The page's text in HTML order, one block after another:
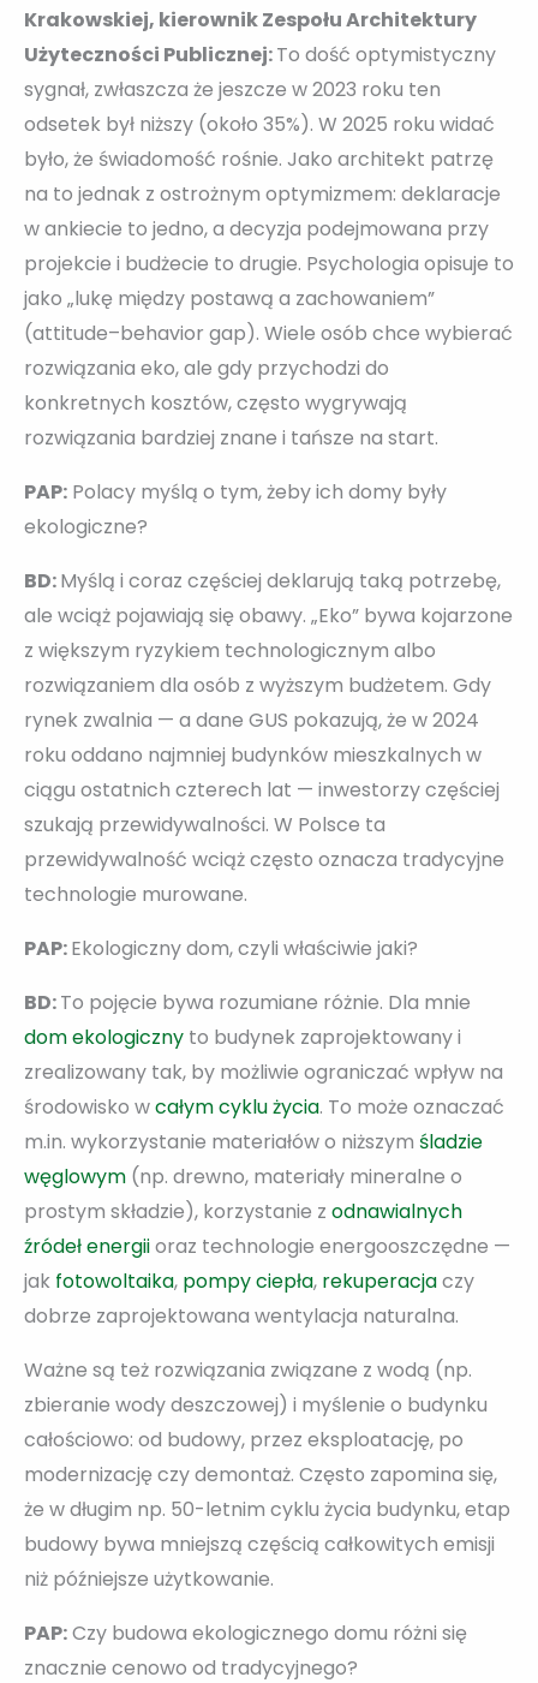
Krakowskiej, kierownik Zespołu Architektury
Użyteczności Publicznej:To dość optymistyczny
sygnał, zwłaszcza że jeszcze w 2023 roku ten
odsetek był niższy (około 35%). W 2025 roku widać
było, że świadomość rośnie. Jako architekt patrzę
na to jednak z ostrożnym optymizmem: deklaracje
w ankiecie to jedno, a decyzja podejmowana przy
projekcie i budżecie to drugie. Psychologia opisuje to
jako „lukę między postawą a zachowaniem”
(attitude–behavior gap). Wiele osób chce wybierać
rozwiązania eko, ale gdy przychodzi do
konkretnych kosztów, często wygrywają
rozwiązania bardziej znane i tańsze na start.
PAP: Polacy myślą o tym, żeby ich domy były
ekologiczne?
BD:Myślą i coraz częściej deklarują taką potrzebę,
ale wciąż pojawiają się obawy. „Eko” bywa kojarzone
z większym ryzykiem technologicznym albo
rozwiązaniem dla osób z wyższym budżetem. Gdy
rynek zwalnia — a dane GUS pokazują, że w 2024
roku oddano najmniej budynków mieszkalnych w
ciągu ostatnich czterech lat — inwestorzy częściej
szukają przewidywalności. W Polsce ta
przewidywalność wciąż często oznacza tradycyjne
technologie murowane.
PAP:Ekologiczny dom, czyli właściwie jaki?
BD:To pojęcie bywa rozumiane różnie. Dla mnie
dom ekologiczny to budynek zaprojektowany i
zrealizowany tak, by możliwie ograniczać wpływ na
środowisko wcałym cyklu życia. To może oznaczać
m.in. wykorzystanie materiałów o niższym śladzie
węglowym (np. drewno, materiały mineralne o
prostym składzie), korzystanie z odnawialnych
źródeł energiioraz technologie energooszczędne —
jak fotowoltaika, pompy ciepła, rekuperacjaczy
dobrze zaprojektowana wentylacja naturalna.
Ważne są też rozwiązania związane z wodą (np.
zbieranie wody deszczowej) i myślenie o budynku
całościowo: od budowy, przez eksploatację, po
modernizację czy demontaż. Często zapomina się,
że w długim np. 50-letnim cyklu życia budynku, etap
budowy bywa mniejszą częścią całkowitych emisji
niż późniejsze użytkowanie.
PAP:Czy budowa ekologicznego domu różni się
znacznie cenowo od tradycyjnego?